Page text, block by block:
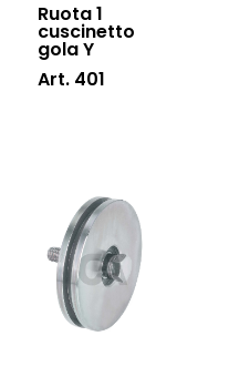
Ruota 1
cuscinetto
gola Y
Art. 401